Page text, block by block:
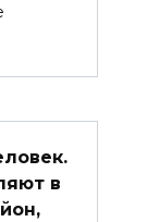
в